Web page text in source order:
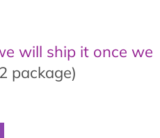
will ship it once we
package)